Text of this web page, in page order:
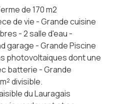
de 170 m2
de vie - Grande cuisine
- 2 salle d'eau -
garage - Grande Piscine
photovoltaiques dont une
batterie - Grande
divisible.
du Lauragais